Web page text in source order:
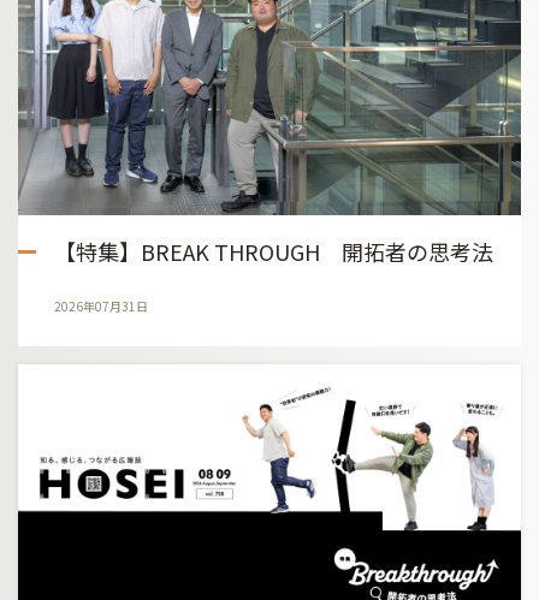
【特集】BREAK THROUGH 開拓者の思考法
2026年07月31日